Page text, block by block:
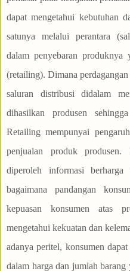
dapat mengetahui kebutuhan
satunya melalui perantara
dalam penyebaran produknya
(retailing). Dimana
saluran distribusi didalam
dihasilkan produsen
Retailing mempunyai
penjualan produk produsen.
diperoleh informasi
bagaimana pandangan
kepuasan konsumen atas
mengetahui kekuatan dan
adanya peritel, konsumen
dalam harga dan jumlah barang